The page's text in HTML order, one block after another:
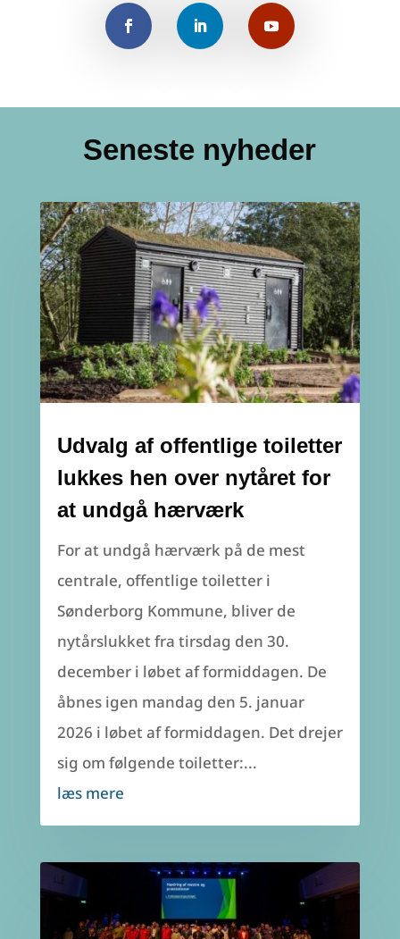
Seneste nyheder
Udvalg af offentlige toiletter
lukkes hen over nytåret for
at undgå hærværk
For at undgå hærværk på de mest
centrale, offentlige toiletter i
Sønderborg Kommune, bliver de
nytårslukket fra tirsdag den 30.
december i løbet af formiddagen. De
åbnes igen mandag den 5. januar
2026 i løbet af formiddagen. Det drejer
sig om følgende toiletter:...
læs mere